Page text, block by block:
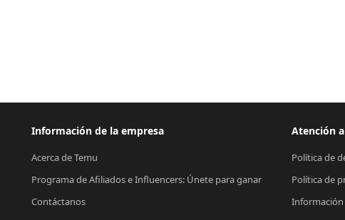
Información de la empresa
Acerca de Temu
Programa de Afiliados e Influencers: Únete para ganar
Contáctanos
Atención
Política de
Política de
Información